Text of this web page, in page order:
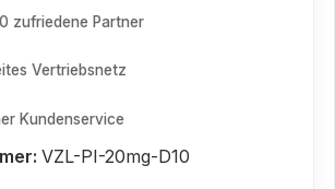
zufriedene Partner
Vertriebsnetz
Kundenservice
VZL-PI-20mg-D10